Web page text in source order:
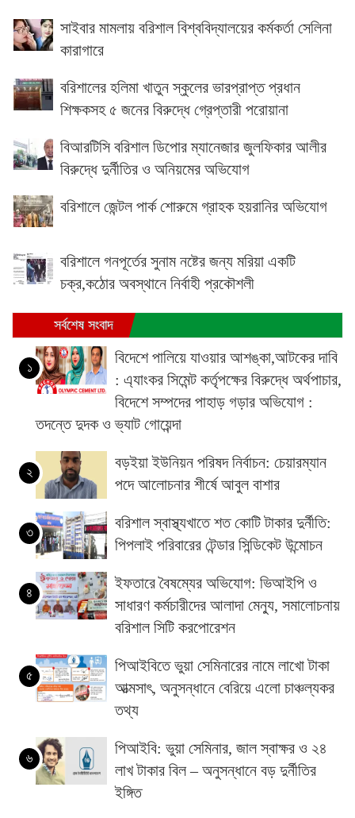
সাইবার মামলায় বরিশাল বিশ্ববিদ্যালয়ের কর্মকর্তা সেলিনা
কারাগারে
বরিশালের হলিমা খাতুন স্কুলের ভারপ্রাপ্ত প্রধান
শিক্ষকসহ ৫ জনের বিরুদ্ধে গ্রেপ্তারী পরোয়ানা
বিআরটিসি বরিশাল ডিপোর ম্যানেজার জুলফিকার আলীর
বিরুদ্ধে দুর্নীতির ও অনিয়মের অভিযোগ
বরিশালে জেন্টল পার্ক শোরুমে গ্রাহক হয়রানির অভিযোগ
বরিশালে গনপূর্তের সুনাম নষ্টের জন্য মরিয়া একটি
চক্র,কঠোর অবস্থানে নির্বাহী প্রকৌশলী
সর্বশেষ সংবাদ
১
বিদেশে পালিয়ে যাওয়ার আশঙ্কা,আটকের দাবি
: এ্যাংকর সিমেন্ট কর্তৃপক্ষের বিরুদ্ধে অর্থপাচার,
বিদেশে সম্পদের পাহাড় গড়ার অভিযোগ :
তদন্তে দুদক ও ভ্যাট গোয়েন্দা
২
বড়ইয়া ইউনিয়ন পরিষদ নির্বাচন: চেয়ারম্যান
পদে আলোচনার শীর্ষে আবুল বাশার
৩
বরিশাল স্বাস্থ্যখাতে শত কোটি টাকার দুর্নীতি:
পিপলাই পরিবারের টেন্ডার সিন্ডিকেট উন্মোচন
৪
ইফতারে বৈষম্যের অভিযোগ: ভিআইপি ও
সাধারণ কর্মচারীদের আলাদা মেন্যু, সমালোচনায়
বরিশাল সিটি করপোরেশন
৫
পিআইবিতে ভুয়া সেমিনারের নামে লাখো টাকা
আত্মসাৎ, অনুসন্ধানে বেরিয়ে এলো চাঞ্চল্যকর
তথ্য
৬
পিআইবি: ভুয়া সেমিনার, জাল স্বাক্ষর ও ২৪
লাখ টাকার বিল – অনুসন্ধানে বড় দুর্নীতির
ইঙ্গিত